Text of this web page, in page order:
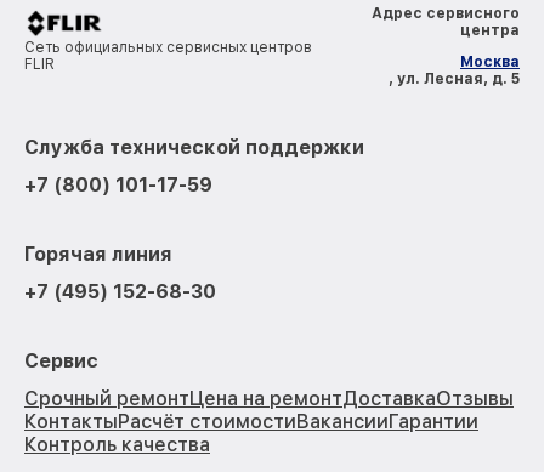
Сеть официальных сервисных центров
FLIR
Адрес сервисного
центра
Москва
, ул. Лесная, д. 5
Служба технической поддержки
+7 (800) 101-17-59
Горячая линия
+7 (495) 152-68-30
Сервис
Срочный ремонтЦена на ремонтДоставкаОтзывы
КонтактыРасчёт стоимостиВакансииГарантии
Контроль качества